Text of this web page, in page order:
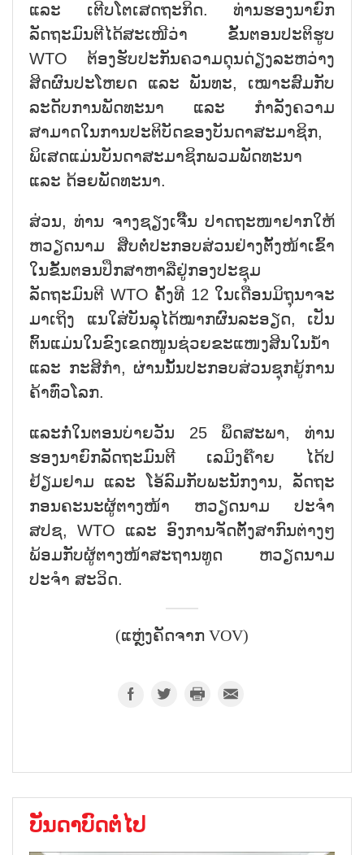
ແລະ ເຕີບໂຕເສດຖະກິດ. ທ່ານຮອງນາຍົກ
ລັດຖະມົນຕີໄດ້ສະເໜີວ່າ ຂັ້ນຕອນປະຕິຮູບ
WTO ຕ້ອງຮັບປະກັນຄວາມດຸນດ່ຽງລະຫວ່າງ
ສິດຜົນປະໂຫຍດ ແລະ ພັນທະ, ເໝາະສົມກັບ
ລະດັບການພັດທະນາ ແລະ ກຳລັງຄວາມ
ສາມາດໃນການປະຕິບັດຂອງບັນດາສະມາຊິກ,
ພິເສດແມ່ນບັນດາສະມາຊິກພວມພັດທະນາ
ແລະ ດ້ອຍພັດທະນາ.
ສ່ວນ,ທ່ານ ຈາງຊຽງເຈິ໊ນ ປາດຖະໜາຢາກໃຫ້
ຫວຽດນາມ ສືບຕໍ່ປະກອບສ່ວນຢ່າງຕັ້ງໜ້າເຂົ້າ
ໃນຂັ້ນຕອນປຶກສາຫາລືຢູ່ກອງປະຊຸມ
ລັດຖະມົນຕີ WTO ຄັ້ງທີ 12 ໃນເດືອນມິຖຸນາຈະ
ມາເຖິງ ແນໃສ່ບັນລຸໄດ້ໝາກຜົນລະອຽດ, ເປັນ
ຕົ້ນແມ່ນໃນຂົງເຂດໜູນຊ່ວຍຂະແໜງສິນໃນນ້ຳ
ແລະ ກະສິກຳ, ຜ່ານນັ້ນປະກອບສ່ວນຊຸກຍູ້ການ
ຄ້າທົ່ວໂລກ.
ແລະກໍ່ໃນຕອນບ່າຍວັນ 25 ພຶດສະພາ,ທ່ານ
ຮອງນາຍົກລັດຖະມົນຕີ ເລມິງຄ໊າຍ ໄດ້ປ
ຢ້ຽມຢາມ ແລະ ໂອ້ລົມກັບພະນັກງານ,ລັດຖະ
ກອນຄະນະຜູ້ຕາງໜ້າ ຫວຽດນາມ ປະຈຳ
ສປຊ, WTO ແລະ ອົງການຈັດຕັ້ງສາກົນຕ່າງໆ
ພ້ອມກັບຜູ້ຕາງໜ້າສະຖານທູດ ຫວຽດນາມ
ປະຈຳ ສະວິດ.
(ແຫຼ່ງຄັດຈາກ VOV)
ບັນດາບົດຕໍ່ໄປ